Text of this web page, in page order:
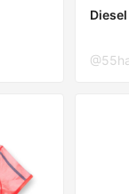
Diesel